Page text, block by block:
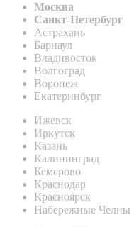
Москва
Санкт-Петербург
Астрахань
Барнаул
Владивосток
Волгоград
Воронеж
Екатеринбург
Ижевск
Иркутск
Казань
Калининград
Кемерово
Краснодар
Красноярск
Набережные Челны